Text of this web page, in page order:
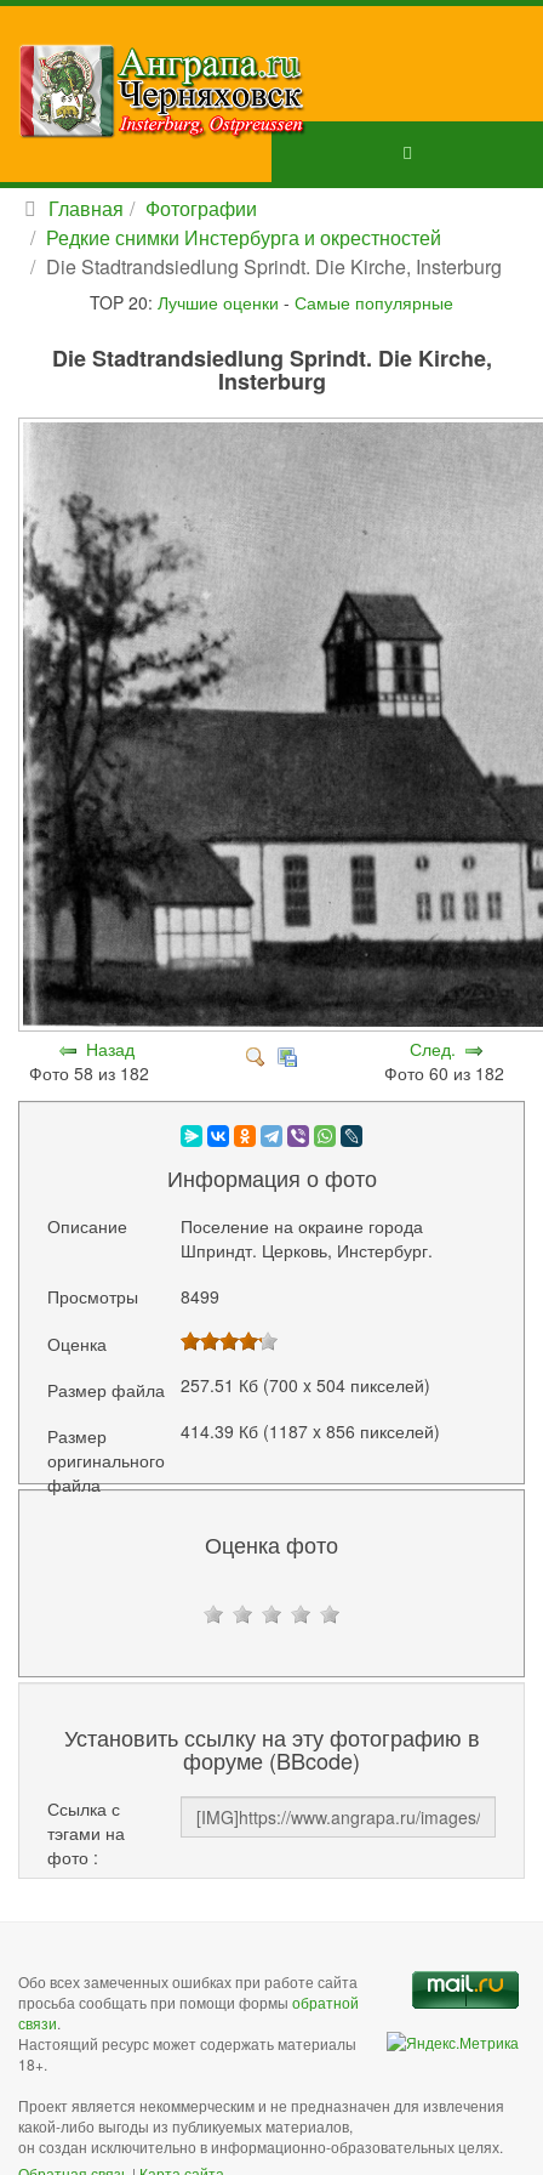
Главная
Фотографии
Редкие снимки Инстербурга и окрестностей
Die Stadtrandsiedlung Sprindt. Die Kirche, Insterburg
TOP 20: Лучшие оценки - Самые популярные
Die Stadtrandsiedlung Sprindt. Die Kirche,
Insterburg
Назад
Фото 58 из 182
След.
Фото 60 из 182
Информация о фото
Описание
Поселение на окраине города
Шприндт. Церковь, Инстербург.
Просмотры
8499
Оценка
Размер файла
257.51 Кб (700 x 504 пикселей)
Размер
оригинального
файла
414.39 Кб (1187 x 856 пикселей)
Оценка фото
Установить ссылку на эту фотографию в
форуме (BBcode)
Ссылка с
тэгами на
фото :
Обо всех замеченных ошибках при работе сайта
просьба сообщать при помощи формы обратной
связи.
Настоящий ресурс может содержать материалы
18+.
Проект является некоммерческим и не предназначен для извлечения
какой-либо выгоды из публикуемых материалов,
он создан исключительно в информационно-образовательных целях.